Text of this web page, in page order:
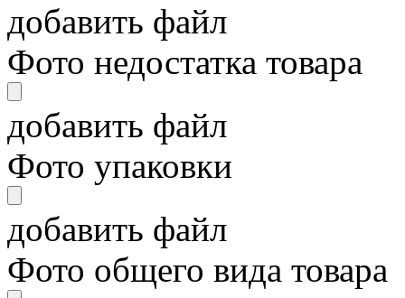
добавить файл
Фото недостатка товара
добавить файл
Фото упаковки
добавить файл
Фото общего вида товара